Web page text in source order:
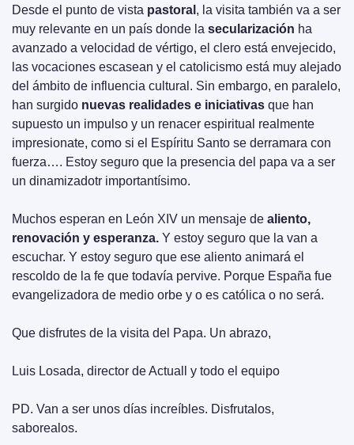
Desde el punto de vista pastoral , la visita también va a ser
muy relevante en un país donde la secularización ha
avanzado a velocidad de vértigo, el clero está envejecido,
las vocaciones escasean y el catolicismo está muy alejado
del ámbito de influencia cultural. Sin embargo, en paralelo,
han surgido nuevas realidades e iniciativas que han
supuesto un impulso y un renacer espiritual realmente
impresionate, como si el Espíritu Santo se derramara con
fuerza…. Estoy seguro que la presencia del papa va a ser
un dinamizadotr importantísimo.
Muchos esperan en León XIV un mensaje de aliento,
renovación y esperanza. Y estoy seguro que la van a
escuchar. Y estoy seguro que ese aliento animará el
rescoldo de la fe que todavía pervive. Porque España fue
evangelizadora de medio orbe y o es católica o no será.
Que disfrutes de la visita del Papa. Un abrazo,
Luis Losada, director de Actuall y todo el equipo
PD. Van a ser unos días increíbles. Disfrutalos,
saborealos.